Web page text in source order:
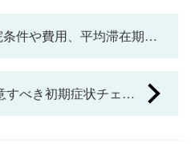
件や費用、平均滞在期間
べき初期症状チェッ